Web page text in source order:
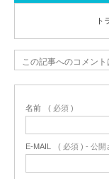
ト
この記事へのコメント
名前 ( 必須 )
E-MAIL ( 必須 ) - 公開